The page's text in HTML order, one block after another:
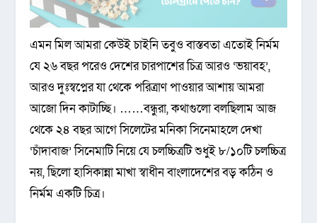
এমন মিল আমরা কেউই চাইনি তবুও বাস্তবতা এতোই নির্মম
যে ২৬ বছর পরেও দেশের চারপাশের চিত্র আরও ‘ভয়াবহ’,
আরও দুঃস্বপ্নের যা থেকে পরিত্রাণ পাওয়ার আশায় আমরা
আজো দিন কাটাচ্ছি। ……বন্ধুরা, কথাগুলো বলছিলাম আজ
থেকে ২৪ বছর আগে সিলেটের মনিকা সিনেমাহলে দেখা
‘চাঁদাবাজ’ সিনেমাটি নিয়ে যে চলচ্চিত্রটি শুধুই ৮/১০টি চলচ্চিত্র
নয়, ছিলো হাসিকান্না মাখা স্বাধীন বাংলাদেশের বড় কঠিন ও
নির্মম একটি চিত্র।